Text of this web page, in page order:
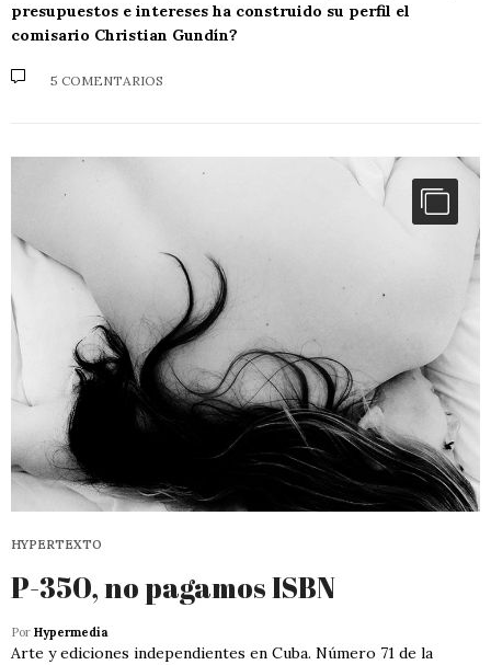
presupuestos e intereses ha construido su perfil el
comisario Christian Gundín?
5 COMENTARIOS
HYPERTEXTO
P-350, no pagamos ISBN
Por Hypermedia
Arte y ediciones independientes en Cuba. Número 71 de la